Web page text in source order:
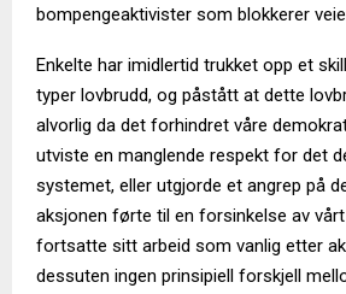
bompengeaktivister som blokkerer
Enkelte har imidlertid trukket opp et
typer lovbrudd, og påstått at dette
alvorlig da det forhindret våre
utviste en manglende respekt for det
systemet, eller utgjorde et angrep på
aksjonen førte til en forsinkelse av
fortsatte sitt arbeid som vanlig etter
dessuten ingen prinsipiell forskjell